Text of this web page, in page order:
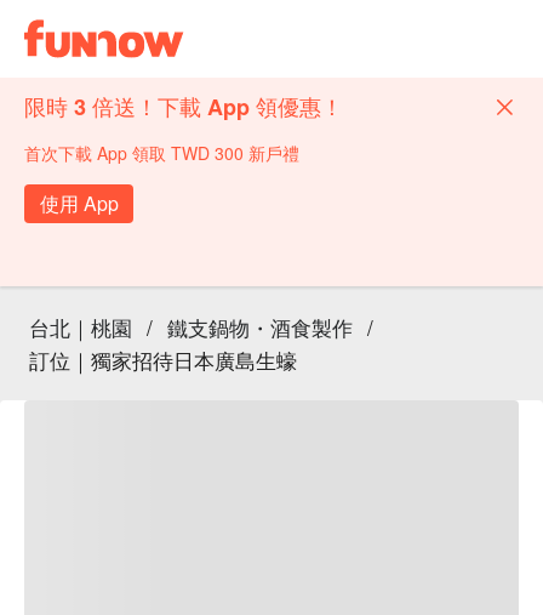
限時 3 倍送！下載 App 領優惠！
首次下載 App 領取 TWD 300 新戶禮
使用 App
台北｜桃園 / 鐵支鍋物・酒食製作 /
訂位｜獨家招待日本廣島生蠔